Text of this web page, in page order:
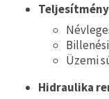
Üzemi
Hidraulika